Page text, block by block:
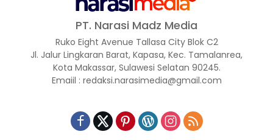
PT. Narasi Madz Media
Ruko Eight Avenue Tallasa City Blok C2
Jl. Jalur Lingkaran Barat, Kapasa, Kec. Tamalanrea,
Kota Makassar, Sulawesi Selatan 90245.
Emaiil : redaksi.narasimedia@gmail.com